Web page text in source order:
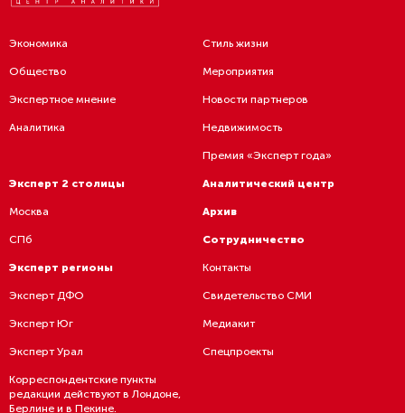
Экономика
Общество
Экспертное мнение
Аналитика
Стиль жизни
Мероприятия
Новости партнеров
Недвижимость
Премия «Эксперт года»
Эксперт 2 столицы
Москва
СПб
Эксперт регионы
Эксперт ДФО
Эксперт Юг
Эксперт Урал
Корреспондентские пункты
редакции действуют в Лондоне,
Берлине и в Пекине.
Аналитический центр
Архив
Сотрудничество
Контакты
Свидетельство СМИ
Медиакит
Спецпроекты